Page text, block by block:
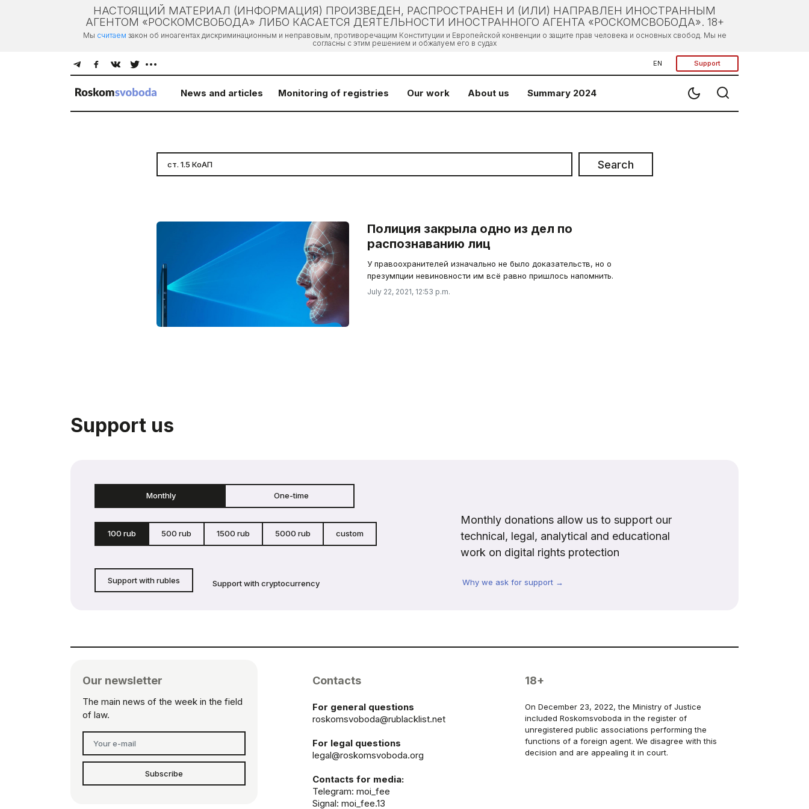
НАСТОЯЩИЙ МАТЕРИАЛ (ИНФОРМАЦИЯ) ПРОИЗВЕДЕН, РАСПРОСТРАНЕН И (ИЛИ) НАПРАВЛЕН ИНОСТРАННЫМ
АГЕНТОМ «РОСКОМСВОБОДА» ЛИБО КАСАЕТСЯ ДЕЯТЕЛЬНОСТИ ИНОСТРАННОГО АГЕНТА «РОСКОМСВОБОДА». 18+
Мы считаем закон об иноагентах дискриминационным и неправовым, противоречащим Конституции и Европейской конвенции о защите прав человека и основных свобод. Мы не
согласны с этим решением и обжалуем его в судах
EN Support
News and articles Monitoring of registries Our work About us Summary 2024
Search
Полиция закрыла одно из дел по
распознаванию лиц
У правоохранителей изначально не было доказательств, но о
презумпции невиновности им всё равно пришлось напомнить.
July 22, 2021, 12:53 p.m.
Support us
Monthly One-time
100 rub 500 rub 1500 rub 5000 rub custom
Support with rubles Support with cryptocurrency
Monthly donations allow us to support our
technical, legal, analytical and educational
work on digital rights protection
Why we ask for support →
Our newsletter
The main news of the week in the field
of law.
Subscribe
Contacts
For general questions
roskomsvoboda@rublacklist.net
For legal questions
legal@roskomsvoboda.org
Contacts for media:
Telegram: moi_fee
Signal: moi_fee.13
18+
On December 23, 2022, the Ministry of Justice
included Roskomsvoboda in the register of
unregistered public associations performing the
functions of a foreign agent. We disagree with this
decision and are appealing it in court.